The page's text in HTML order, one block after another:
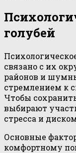
голубей
связано с их
районов и
стремлением к
Чтобы
выбирают
стресса и
Основные
комфортному